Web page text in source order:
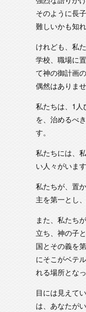
そのように長
難しいかも知れ
けれども、私
学校、職場に
て神の御計画
偶然はありませ
私たちは、1人
を、治めるべ
す。
私たちには、
い人々がいます
私たちが、置
主を第一とし
また、私たち
立ち、神の子
国とその義を
にそこがベテ
れる場所とな
目には見えて
は、あなたが